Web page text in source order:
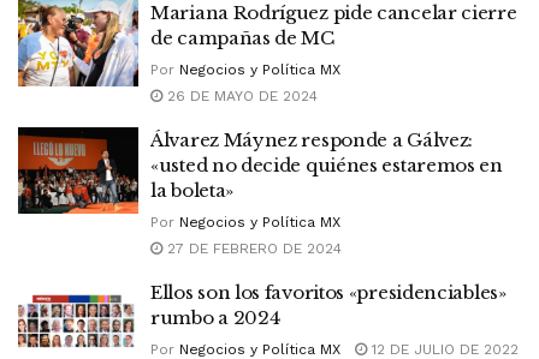
Mariana Rodríguez pide cancelar cierre
de campañas de MC
Por Negocios y Política MX
26 DE MAYO DE 2024
Álvarez Máynez responde a Gálvez:
«usted no decide quiénes estaremos en
la boleta»
Por Negocios y Política MX
27 DE FEBRERO DE 2024
Ellos son los favoritos «presidenciables»
rumbo a 2024
Por Negocios y Política MX 12 DE JULIO DE 2022